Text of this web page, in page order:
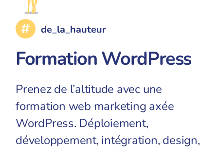
de_la_hauteur
Formation WordPress
Prenez de l’altitude avec une
formation web marketing axée
WordPress. Déploiement,
développement, intégration, design,